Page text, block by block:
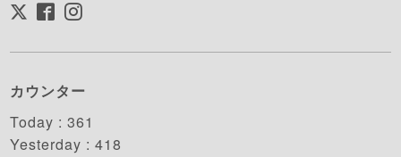
カウンター
Today :361
Yesterday :418